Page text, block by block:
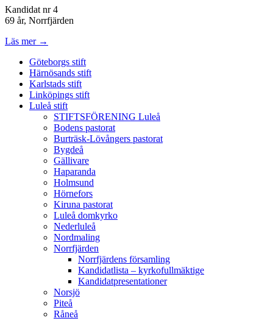
Kandidat nr 4
69 år, Norrfjärden
Läs mer →
Göteborgs stift
Härnösands stift
Karlstads stift
Linköpings stift
Luleå stift
STIFTSFÖRENING Luleå
Bodens pastorat
Burträsk-Lövångers pastorat
Bygdeå
Gällivare
Haparanda
Holmsund
Hörnefors
Kiruna pastorat
Luleå domkyrko
Nederluleå
Nordmaling
Norrfjärden
Norrfjärdens församling
Kandidatlista – kyrkofullmäktige
Kandidatpresentationer
Norsjö
Piteå
Råneå